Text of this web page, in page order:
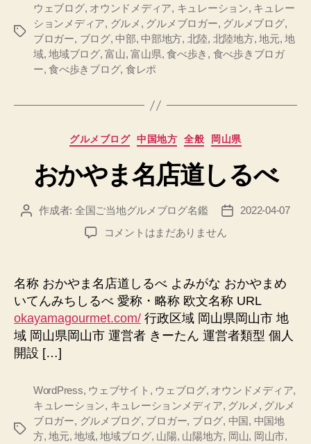
タ
ウェブログ, オウンドメディア, キュレーション, キュレー
ションメディア, グルメ , グルメブロガー, グルメブログ,
ブロガー, ブログ,中部,中部地方, 北陸, 北陸地方,地元,地
域,地域ブログ,富山,富山県,食べ歩き , 食べ歩きブロガ
ー,食べ歩きブログ, 食レポ
カ
ゴ
リ
グルメブログ 中国地方 全般 岡山県
おかやま名店道しるべ
投 作成者: 全国ご当地グルメブログ名鑑
投
2022-04-07
お
ま
名
店
道
し
へ
コメントはまだありません
名称 おかやま名店道しるべ よみがな おかやまめ
いてんみちしるべ 愛称・略称 欧文名称 URL
okayamagourmet.com/ 行政区域 岡山県岡山市 地
域 岡山県岡山市 運営者 きーたん 運営者類型 個人
開設 […]
タ
WordPress, ウェブサイト , ウェブログ, オウンドメディア,
キュレーション, キュレーションメディア, グルメ , グルメ
ブロガー, グルメブログ, ブロガー, ブログ, 中国 , 中国地
方,地元,地域,地域ブログ, 山陽, 山陽地方, 岡山, 岡山市,